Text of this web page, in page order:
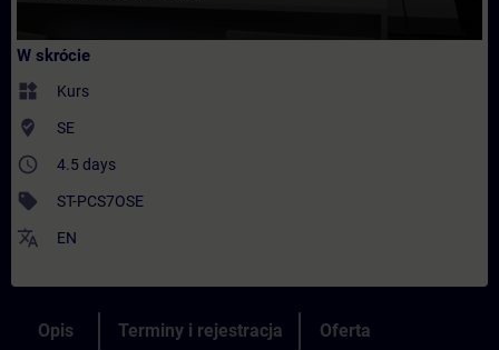
W skrócie
widgets Kurs
where_to_vote SE
access_time 4.5 days
sell ST-PCS7OSE
translate EN
Opis Terminy i rejestracja Oferta